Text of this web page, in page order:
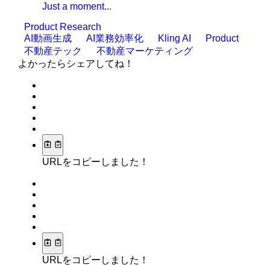
Just a moment...
Product Research
AI動画生成
AI業務効率化 Kling AI
Product
不動産テック
不動産マーケティング
よかったらシェアしてね！
URLをコピーしました！
URLをコピーしました！